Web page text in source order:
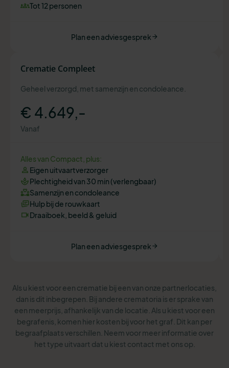
Tot 12 personen
Plan een adviesgesprek
Crematie Compleet
Geheel verzorgd, met samenzijn en condoleance.
€ 4.649,-
Vanaf
Alles van Compact, plus:
Eigen uitvaartverzorger
Plechtigheid van 30 min (verlengbaar)
Samenzijn en condoleance
Hulp bij de rouwkaart
Draaiboek, beeld & geluid
Plan een adviesgesprek
Als u kiest voor een crematie bij een van onze partnerlocaties,
dan is dit inbegrepen. Bij andere crematoria is er sprake van
een meerprijs, afhankelijk van de locatie. Als u kiest voor een
begrafenis, komen hier kosten bij voor het graf. Dit kan per
begraafplaats verschillen. Neem voor meer informatie over
het type uitvaart dat u kiest contact met ons op.